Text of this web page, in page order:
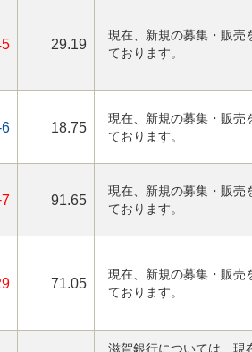
29.19
現在、新規の募集・販売
ております。
18.75
現在、新規の募集・販売
ております。
91.65
現在、新規の募集・販売
ております。
71.05
現在、新規の募集・販売
ております。
滋賀銀行については、現